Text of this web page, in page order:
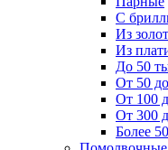
С
Из
Из
До 50
От 50
От 100
От 300
Более